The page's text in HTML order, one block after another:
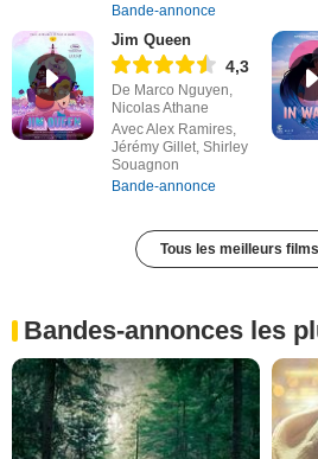
Bande-annonce
Jim Queen
4,3
De Marco Nguyen,
Nicolas Athane
Avec Alex Ramires,
Jérémy Gillet, Shirley
Souagnon
Bande-annonce
Tous les meilleurs
Bandes-annonces les